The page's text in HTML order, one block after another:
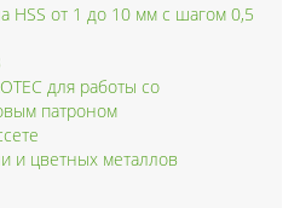
HSS от 1 до 10 мм с шагом 0,5
для работы со
патроном
и цветных металлов